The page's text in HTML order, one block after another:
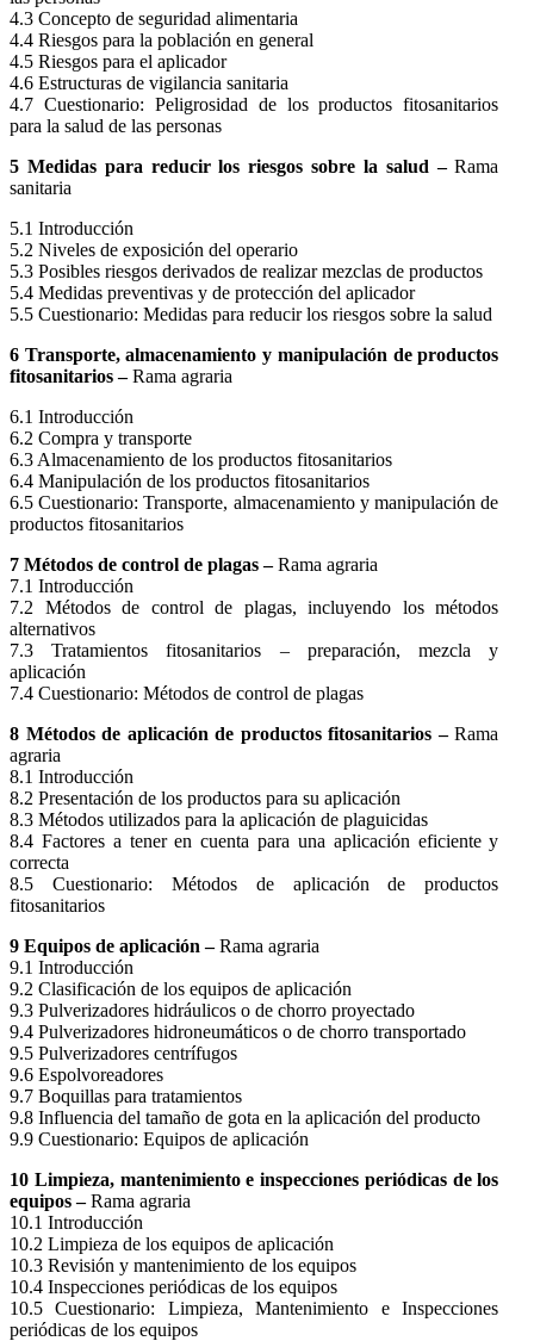
4.3 Concepto de seguridad alimentaria
4.4 Riesgos para la población en general
4.5 Riesgos para el aplicador
4.6 Estructuras de vigilancia sanitaria
4.7 Cuestionario: Peligrosidad de los productos fitosanitarios
para la salud de las personas
5 Medidas para reducir los riesgos sobre la salud –Rama
sanitaria
5.1 Introducción
5.2 Niveles de exposición del operario
5.3 Posibles riesgos derivados de realizar mezclas de productos
5.4 Medidas preventivas y de protección del aplicador
5.5 Cuestionario: Medidas para reducir los riesgos sobre la salud
6 Transporte, almacenamiento y manipulación de productos
fitosanitarios –Rama agraria
6.1 Introducción
6.2 Compra y transporte
6.3 Almacenamiento de los productos fitosanitarios
6.4 Manipulación de los productos fitosanitarios
6.5 Cuestionario: Transporte, almacenamiento y manipulación de
productos fitosanitarios
7 Métodos de control de plagas –Rama agraria
7.1 Introducción
7.2 Métodos de control de plagas, incluyendo los métodos
alternativos
7.3 Tratamientos fitosanitarios – preparación, mezcla y
aplicación
7.4 Cuestionario: Métodos de control de plagas
8 Métodos de aplicación de productos fitosanitarios –Rama
agraria
8.1 Introducción
8.2 Presentación de los productos para su aplicación
8.3 Métodos utilizados para la aplicación de plaguicidas
8.4 Factores a tener en cuenta para una aplicación eficiente y
correcta
8.5 Cuestionario: Métodos de aplicación de productos
fitosanitarios
9 Equipos de aplicación –Rama agraria
9.1 Introducción
9.2 Clasificación de los equipos de aplicación
9.3 Pulverizadores hidráulicos o de chorro proyectado
9.4 Pulverizadores hidroneumáticos o de chorro transportado
9.5 Pulverizadores centrífugos
9.6 Espolvoreadores
9.7 Boquillas para tratamientos
9.8 Influencia del tamaño de gota en la aplicación del producto
9.9 Cuestionario: Equipos de aplicación
10 Limpieza, mantenimiento e inspecciones periódicas de los
equipos –Rama agraria
10.1 Introducción
10.2 Limpieza de los equipos de aplicación
10.3 Revisión y mantenimiento de los equipos
10.4 Inspecciones periódicas de los equipos
10.5 Cuestionario: Limpieza, Mantenimiento e Inspecciones
periódicas de los equipos